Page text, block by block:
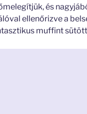
és
ellenőrizve a
muffint